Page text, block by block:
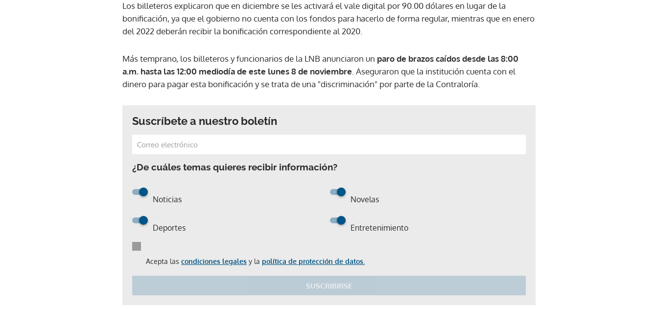
Los billeteros explicaron que en diciembre se les activará el vale digital por 90.00 dólares en lugar de la
bonificación, ya que el gobierno no cuenta con los fondos para hacerlo de forma regular, mientras que en enero
del 2022 deberán recibir la bonificación correspondiente al 2020.
Más temprano, los billeteros y funcionarios de la LNB anunciaron un paro de brazos caídos desde las 8:00
a.m. hasta las 12:00 mediodía de este lunes 8 de noviembre . Aseguraron que la institución cuenta con el
dinero para pagar esta bonificación y se trata de una "discriminación" por parte de la Contraloría.
Suscríbete a nuestro boletín
¿De cuáles temas quieres recibir información?
Noticias Novelas
Deportes Entretenimiento
Acepta las condiciones legales y la política de protección de datos.
SUSCRIBIRSE